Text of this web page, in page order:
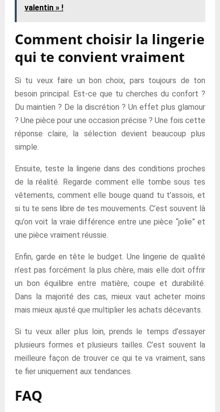
valentin » !
Comment choisir la lingerie
qui te convient vraiment
Si tu veux faire un bon choix, pars toujours de ton
besoin principal. Est-ce que tu cherches du confort ?
Du maintien ? De la discrétion ? Un effet plus glamour
? Une pièce pour une occasion précise ? Une fois cette
réponse claire, la sélection devient beaucoup plus
simple.
Ensuite, teste la lingerie dans des conditions proches
de la réalité. Regarde comment elle tombe sous tes
vêtements, comment elle bouge quand tu t’assois, et
si tu te sens libre de tes mouvements. C’est souvent là
qu’on voit la vraie différence entre une pièce “jolie” et
une pièce vraiment réussie.
Enfin, garde en tête le budget. Une lingerie de qualité
n’est pas forcément la plus chère, mais elle doit offrir
un bon équilibre entre matière, coupe et durabilité.
Dans la majorité des cas, mieux vaut acheter moins
mais mieux ajusté que multiplier les achats décevants.
Si tu veux aller plus loin, prends le temps d’essayer
plusieurs formes et plusieurs tailles. C’est souvent la
meilleure façon de trouver ce qui te va vraiment, sans
te fier uniquement aux tendances.
FAQ